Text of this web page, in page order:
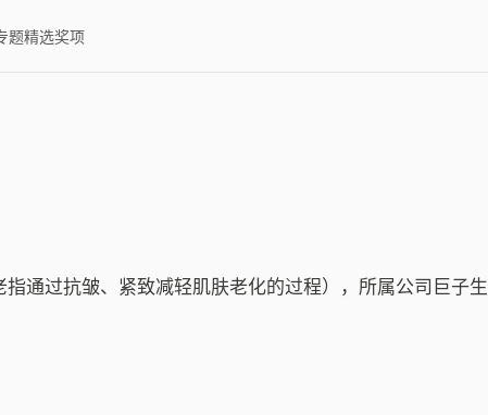
题精选奖项
通过抗皱、紧致减轻肌肤老化的过程），所属公司巨子生